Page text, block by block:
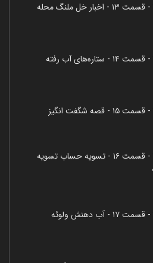
فصل ۱ - قسمت ۱۶ - تسویه حساب تسویه